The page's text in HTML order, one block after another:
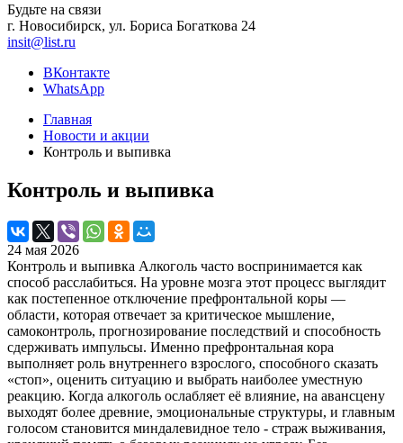
Будьте на связи
г. Новосибирск, ул. Бориса Богаткова 24
insit@list.ru
ВКонтакте
WhatsApp
Главная
Новости и акции
Контроль и выпивка
Контроль и выпивка
24 мая 2026
Контроль и выпивка Алкоголь часто воспринимается как
способ расслабиться. На уровне мозга этот процесс выглядит
как постепенное отключение префронтальной коры —
области, которая отвечает за критическое мышление,
самоконтроль, прогнозирование последствий и способность
сдерживать импульсы. Именно префронтальная кора
выполняет роль внутреннего взрослого, способного сказать
«стоп», оценить ситуацию и выбрать наиболее уместную
реакцию. Когда алкоголь ослабляет её влияние, на авансцену
выходят более древние, эмоциональные структуры, и главным
голосом становится миндалевидное тело - страж выживания,